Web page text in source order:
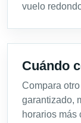
vuelo
Cuándo
Compara
garantizado,
horarios más